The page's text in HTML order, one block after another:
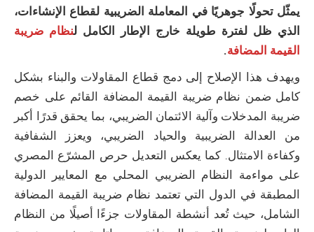
يمثّل تحولًا جوهريًا في المعاملة الضريبية لقطاع الإنشاءات،
الذي ظل لفترة طويلة خارج الإطار الكامل لنظام ضريبة
القيمة المضافة.
ويهدف هذا الإصلاح إلى دمج قطاع المقاولات والبناء بشكل
كامل ضمن نظام ضريبة القيمة المضافة القائم على خصم
ضريبة المدخلات وآلية الائتمان الضريبي، بما يحقق قدرًا أكبر
من العدالة الضريبية والحياد الضريبي، ويعزز الشفافية
وكفاءة الامتثال. كما يعكس التعديل حرص المشرّع المصري
على مواءمة النظام الضريبي المحلي مع المعايير الدولية
المطبقة في الدول التي تعتمد نظام ضريبة القيمة المضافة
الشامل، حيث تُعد أنشطة المقاولات جزءًا أصيلًا من النظام